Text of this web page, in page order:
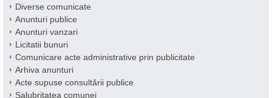
Diverse comunicate
Anunturi publice
Anunturi vanzari
Licitatii bunuri
Comunicare acte administrative prin publicitate
Arhiva anunturi
Acte supuse consultării publice
Salubritatea comunei